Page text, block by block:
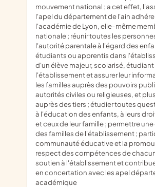
mouvement national ; a cet effet,
l'apel du département de l'ain
l'académie de Lyon, elle-même
nationale ; réunir toutes les
l'autorité parentale à l'égard des
étudiants ou apprentis dans
d'un élève majeur, scolarisé,
l'établissement et assurer leur
les familles auprès des pouvoirs
autorités civiles ou religieuses, et
auprès des tiers ; étudier toutes
à l'éducation des enfants, à leurs
et ceux de leur famille ; permettre
des familles de l'établissement ;
communauté éducative et la
respect des compétences de
soutien à l'établissement et
en concertation avec les apel
académique